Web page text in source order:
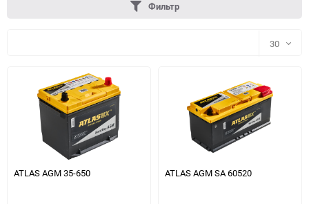
Фильтр
30
30
60
ATLAS AGM 35-650 ATLAS AGM SA 60520